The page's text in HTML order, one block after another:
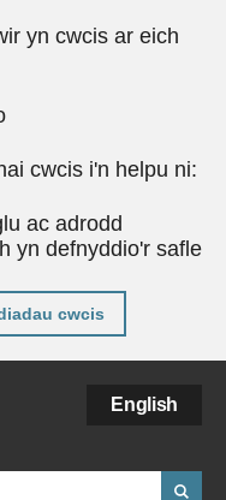
yn cwcis ar eich
cwcis i'n helpu ni:
ac adrodd
yn defnyddio'r safle
cwcis
English